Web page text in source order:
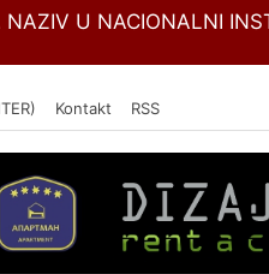
U NACIONALNI
Kontakt RSS